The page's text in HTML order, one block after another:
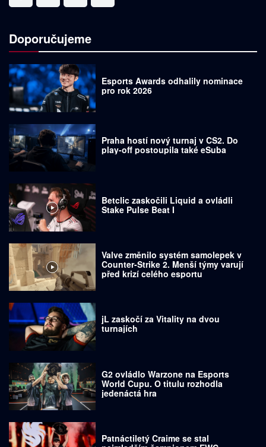
Doporučujeme
Esports Awards odhalily nominace
pro rok 2026
Praha hostí nový turnaj v CS2. Do
play-off postoupila také eSuba
Betclic zaskočili Liquid a ovládli
Stake Pulse Beat I
Valve změnilo systém samolepek v
Counter-Strike 2. Menší týmy varují
před krizí celého esportu
jL zaskočí za Vitality na dvou
turnajích
G2 ovládlo Warzone na Esports
World Cupu. O titulu rozhodla
jedenáctá hra
Patnáctiletý Craime se stal